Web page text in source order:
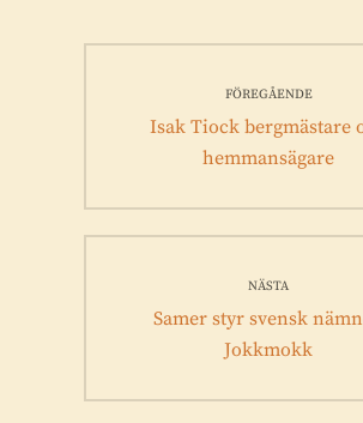
FÖREGÅENDE
Föregående
inlägg:
Isak Tiock bergmästare
hemmansägare
NÄSTA
Nästa
Samer styr svensk
Jokkmokk